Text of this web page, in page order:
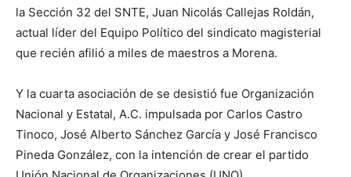
la Sección 32 del SNTE, Juan Nicolás Callejas Roldán,
actual líder del Equipo Político del sindicato magisterial
que recién afilió a miles de maestros a Morena.
Y la cuarta asociación de se desistió fue Organización
Nacional y Estatal, A.C. impulsada por Carlos Castro
Tinoco, José Alberto Sánchez García y José Francisco
Pineda González, con la intención de crear el partido